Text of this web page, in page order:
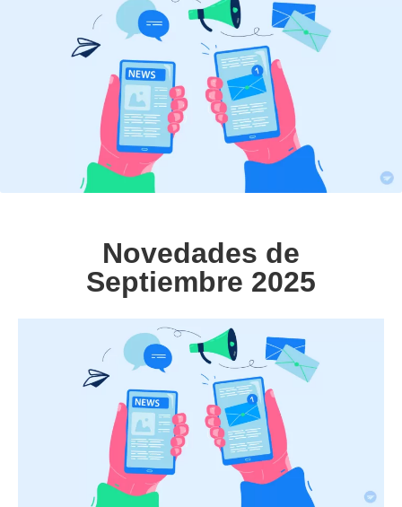
Novedades de
Septiembre 2025